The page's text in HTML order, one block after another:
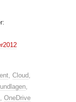
, Cloud,
,
, OneDrive